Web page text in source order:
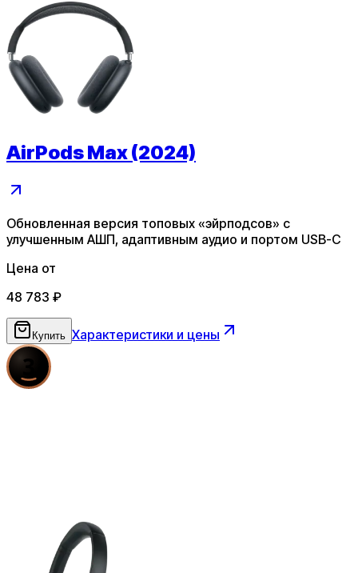
AirPods Max (2024)
Обновленная версия топовых «эйрподсов» с
улучшенным АШП, адаптивным аудио и портом USB-C
Цена от
48 783 ₽
Купить Характеристики и цены
3